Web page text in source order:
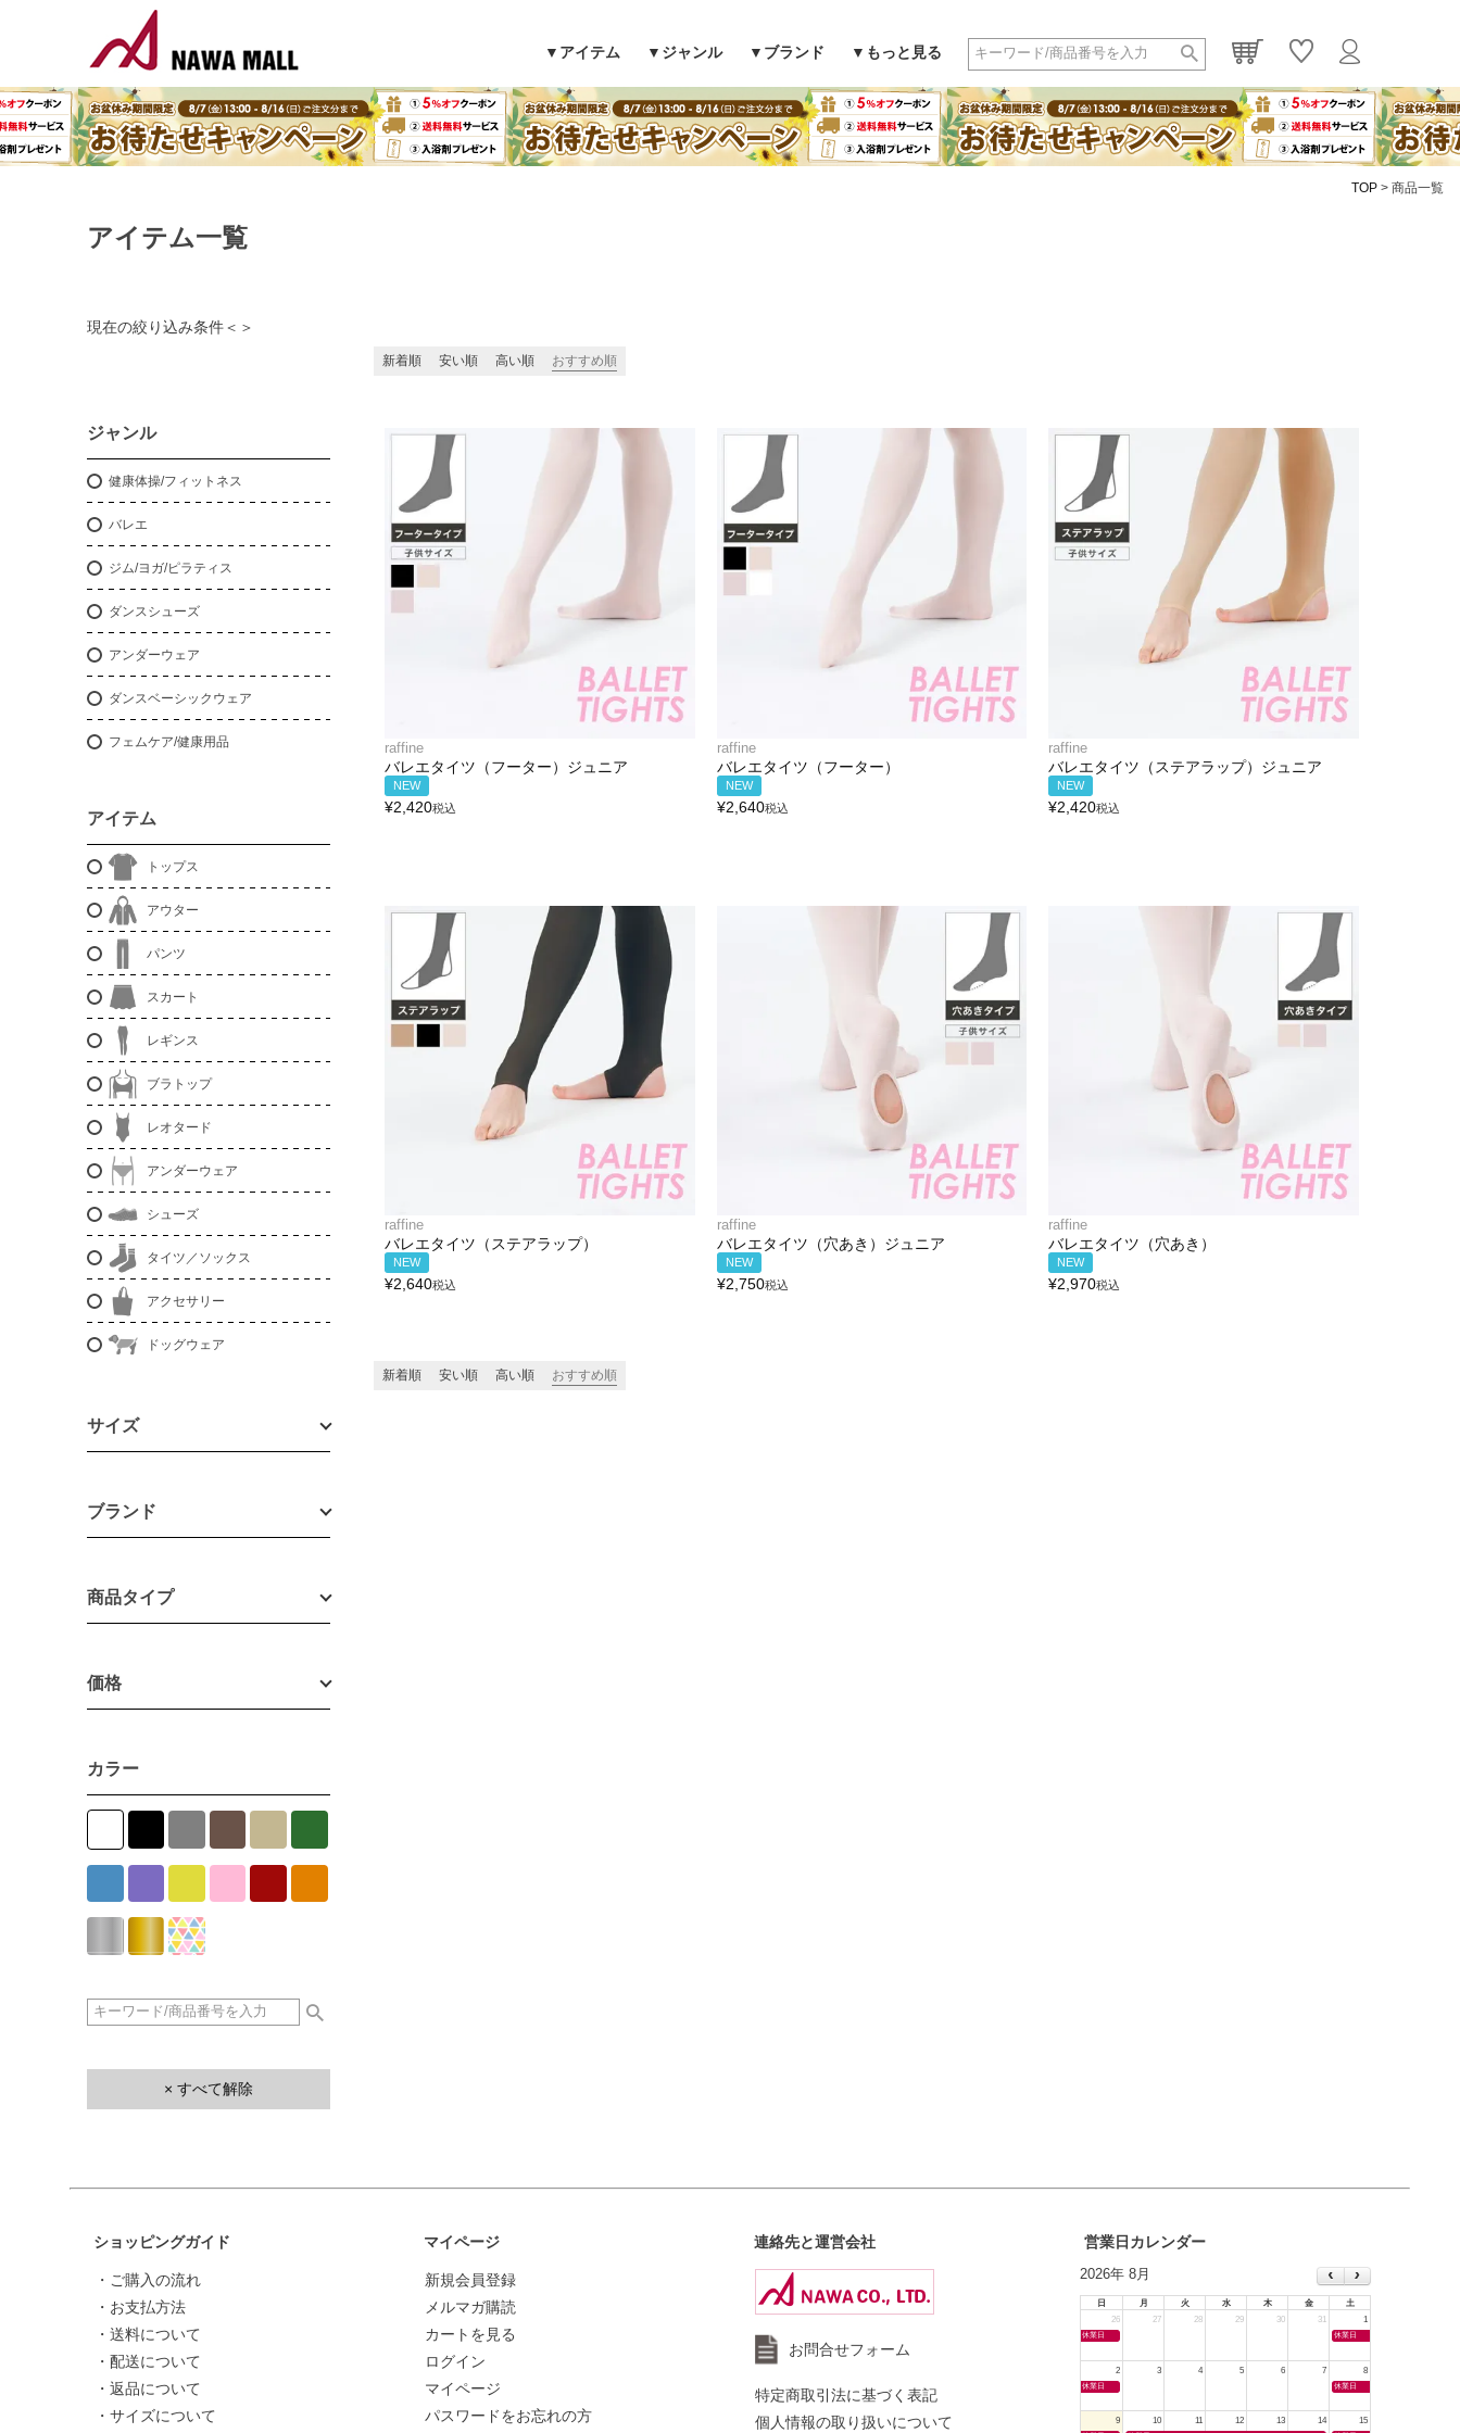
▼アイテム ▼ジャンル ▼ブランド ▼もっと見る
検索
TOP 商品一覧
現在の絞り込み条件＜ ＞
アイテム一覧
ジャンル
健康体操/フィットネス
バレエ
ジム/ヨガ/ピラティス
ダンスシューズ
アンダーウェア
ダンスベーシックウェア
フェムケア/健康用品
アイテム
トップス
アウター
パンツ
スカート
レギンス
ブラトップ
レオタード
アンダーウェア
シューズ
タイツ／ソックス
アクセサリー
ドッグウェア
サイズ
ブランド
商品タイプ
価格
カラー
× すべて解除
新着順 安い順 高い順 おすすめ順
raffine
バレエタイツ（フーター）ジュニア
NEW
¥2,420税込
raffine
バレエタイツ（フーター）
NEW
¥2,640税込
raffine
バレエタイツ（ステアラップ）ジュニア
NEW
¥2,420税込
raffine
バレエタイツ（ステアラップ）
NEW
¥2,640税込
raffine
バレエタイツ（穴あき）ジュニア
NEW
¥2,750税込
raffine
バレエタイツ（穴あき）
NEW
¥2,970税込
新着順 安い順 高い順 おすすめ順
ショッピングガイド
・ご購入の流れ
・お支払方法
・送料について
・配送について
・返品について
・サイズについて
マイページ
新規会員登録
メルマガ購読
カートを見る
ログイン
マイページ
パスワードをお忘れの方
連絡先と運営会社
お問合せフォーム
特定商取引法に基づく表記
個人情報の取り扱いについて
営業日カレンダー
2026年 8月
日 月 火 水 木 金
土
26
27 28 29 30 31 1
休業日 休業日
2 3 4 5 6 7 8
休業日 休業日
9 10 11 12 13 14 15